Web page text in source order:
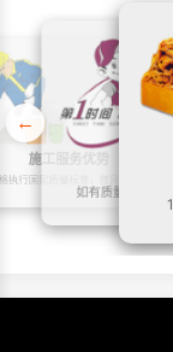
施工服务优势
执行国家质量标准，做良心工程
售后
如有质量问题，
←